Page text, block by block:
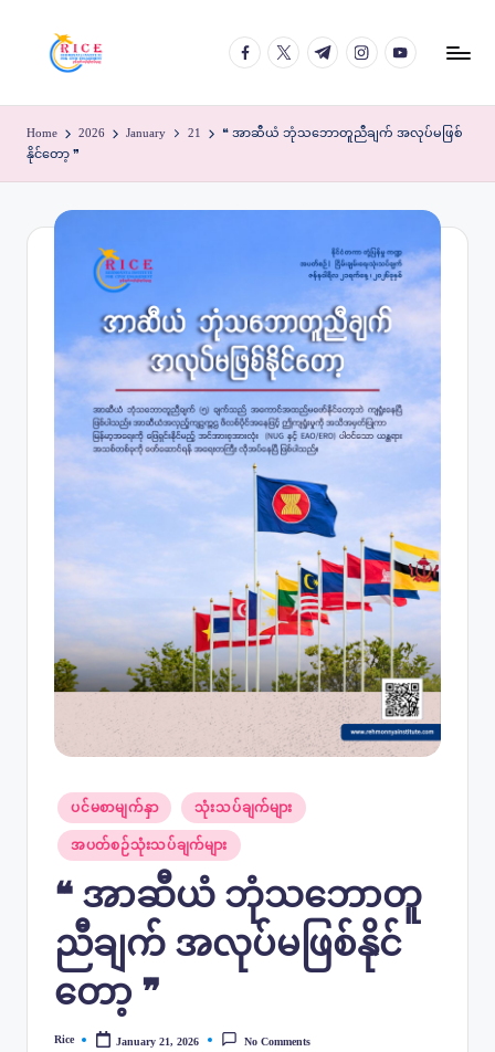
facebook.com
twitter.com
t.me instagram.com
youtube.com
Home 2026 January 21
❝ အာဆီယံ ဘုံသဘောတူညီချက် အလုပ်မဖြစ်
နိုင်တော့ ❞
Posted
in
ပင်မစာမျက်နှာ သုံးသပ်ချက်များ
အပတ်စဉ်သုံးသပ်ချက်များ
❝ အာဆီယံ ဘုံသဘောတူ
ညီချက် အလုပ်မဖြစ်နိုင်
တော့ ❞
Posted
Rice January 21, 2026 No Comments